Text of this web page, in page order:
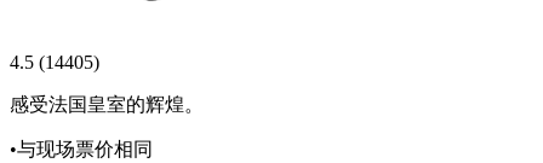
4.5 (14405)
感受法国皇室的辉煌。
•与现场票价相同